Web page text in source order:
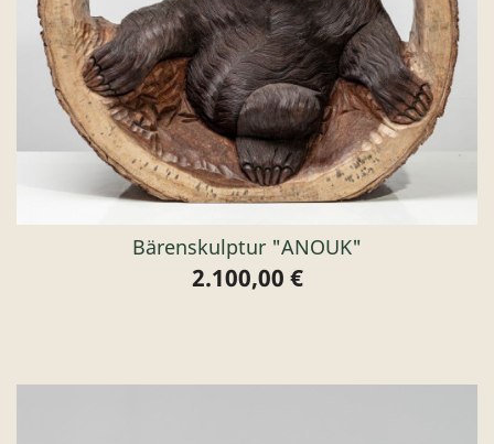
Bärenskulptur "ANOUK"
Preis
2.100,00 €